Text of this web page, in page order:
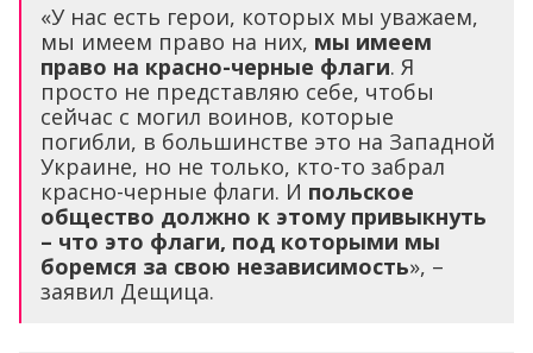
«У нас есть герои, которых мы уважаем,
мы имеем право на них, мы имеем
право на красно-черные флаги. Я
просто не представляю себе, чтобы
сейчас с могил воинов, которые
погибли, в большинстве это на Западной
Украине, но не только, кто-то забрал
красно-черные флаги. И польское
общество должно к этому привыкнуть
– что это флаги, под которыми мы
боремся за свою независимость», –
заявил Дещица.